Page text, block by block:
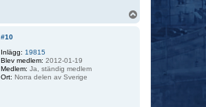
#10
Inlägg: 19815
Blev medlem: 2012-01-19
Medlem: Ja, ständig medlem
Ort: Norra delen av Sverige